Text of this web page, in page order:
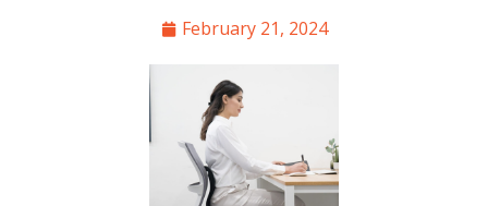
February 21, 2024